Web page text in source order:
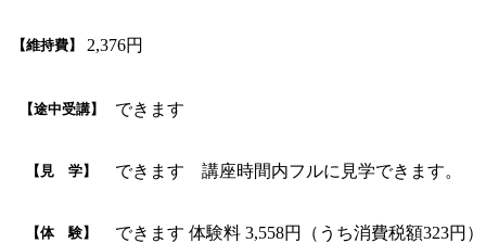
【維持費】 2,376円
【途中受講】 できます
【見 学】 できます 講座時間内フルに見学できます。
【体 験】 できます 体験料 3,558円（うち消費税額323円）